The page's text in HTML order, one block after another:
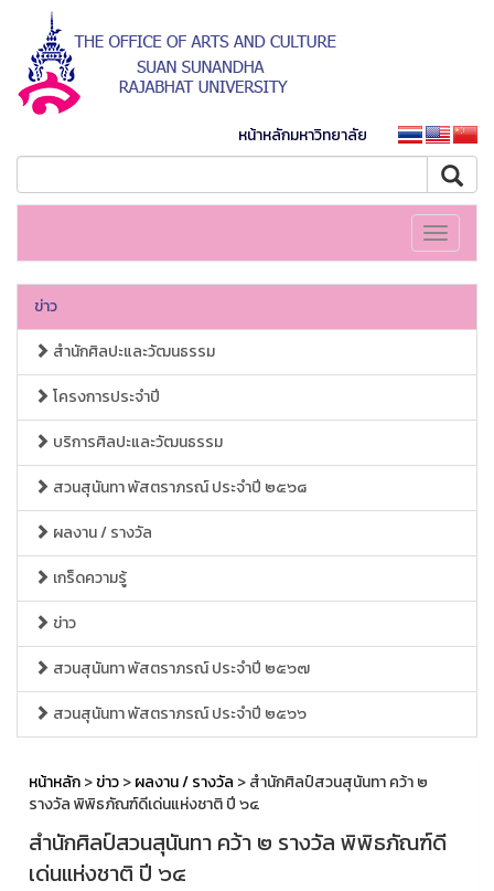
หน้าหลักมหาวิทยาลัย
Toggle
ข่าว
สำนักศิลปะและวัฒนธรรม
โครงการประจำปี
บริการศิลปะและวัฒนธรรม
สวนสุนันทา พัสตราภรณ์ ประจำปี ๒๕๖๘
ผลงาน / รางวัล
เกร็ดความรู้
ข่าว
สวนสุนันทา พัสตราภรณ์ ประจำปี ๒๕๖๗
สวนสุนันทา พัสตราภรณ์ ประจำปี ๒๕๖๖
หน้าหลัก>ข่าว>ผลงาน / รางวัล > สำนักศิลป์สวนสุนันทา คว้า ๒
รางวัล พิพิธภัณฑ์ดีเด่นแห่งชาติ ปี ๖๔
สำนักศิลป์สวนสุนันทา คว้า ๒ รางวัล พิพิธภัณฑ์ดี
เด่นแห่งชาติ ปี ๖๔